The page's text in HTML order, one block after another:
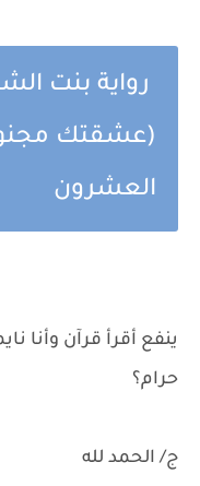
رواية بنت
(عشقتك
العشرون
ينفع أقرأ قرآن وأنا
حرام؟
ج/ الحمد لله